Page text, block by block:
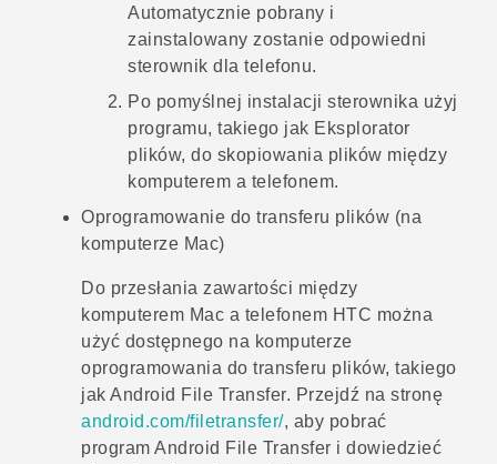
Automatycznie pobrany i
zainstalowany zostanie odpowiedni
sterownik dla telefonu.
Po pomyślnej instalacji sterownika użyj
programu, takiego jak Eksplorator
plików, do skopiowania plików między
komputerem a telefonem.
Oprogramowanie do transferu plików (na
komputerze Mac)
Do przesłania zawartości między
komputerem Mac a telefonem HTC można
użyć dostępnego na komputerze
oprogramowania do transferu plików, takiego
jak Android File Transfer. Przejdź na stronę
android.com/filetransfer/, aby pobrać
program Android File Transfer i dowiedzieć